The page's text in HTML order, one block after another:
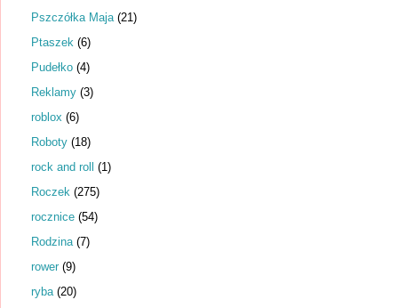
Pszczółka Maja (21)
Ptaszek (6)
Pudełko (4)
Reklamy (3)
roblox (6)
Roboty (18)
rock and roll (1)
Roczek (275)
rocznice (54)
Rodzina (7)
rower (9)
ryba (20)